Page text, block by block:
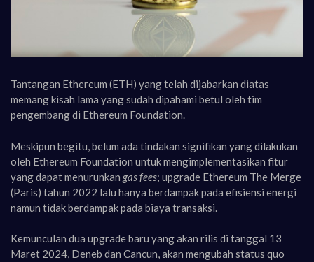
Tantangan Ethereum (ETH) yang telah dijabarkan diatas
memang kisah lama yang sudah dipahami betul oleh tim
pengembang di Ethereum Foundation.
Meskipun begitu, belum ada tindakan signifikan yang dilakukan
oleh Ethereum Foundation untuk mengimplementasikan fitur
yang dapat menurunkan gas fees; upgrade Ethereum The Merge
(Paris) tahun 2022 lalu hanya berdampak pada efisiensi energi
namun tidak berdampak pada biaya transaksi.
Kemunculan dua upgrade baru yang akan rilis di tanggal 13
Maret 2024, Deneb dan Cancun, akan mengubah status quo